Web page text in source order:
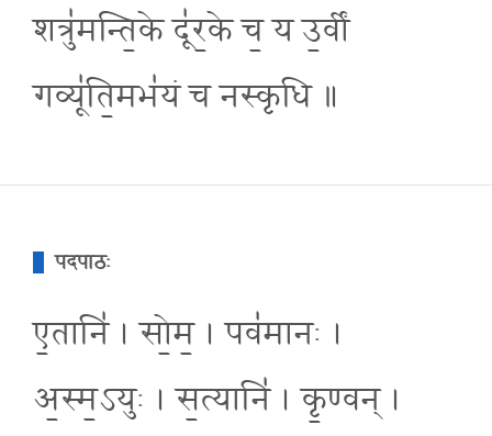
शत्रु॑मन्ति॒के दू॑र॒के च॒ य उ॒र्वीं
गव्यू॑ति॒मभ॑यं च नस्कृधि ॥
पदपाठः
ए॒तानि॑ । सो॒म॒ । पव॑मानः ।
अ॒स्म॒ऽयुः । स॒त्यानि॑ । कृ॒ण्वन् ।